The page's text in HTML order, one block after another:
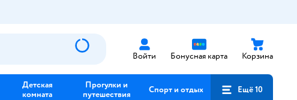
Войти Бонусная карта Корзина
Детская
комната
Прогулки и
путешествия
Спорт и отдых Ещё 10